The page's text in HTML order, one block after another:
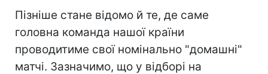
Пізніше стане відомо й те, де саме
головна команда нашої країни
проводитиме свої номінально "домашні"
матчі. Зазначимо, що у відборі на